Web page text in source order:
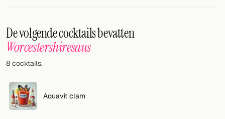
Voeg hier uw eigen cocktail of smoothie toe.
BAR
Alle dranken
Tools
De volgende cocktails bevatten
Worcestershiresaus
8 cocktails.
Aquavit clam